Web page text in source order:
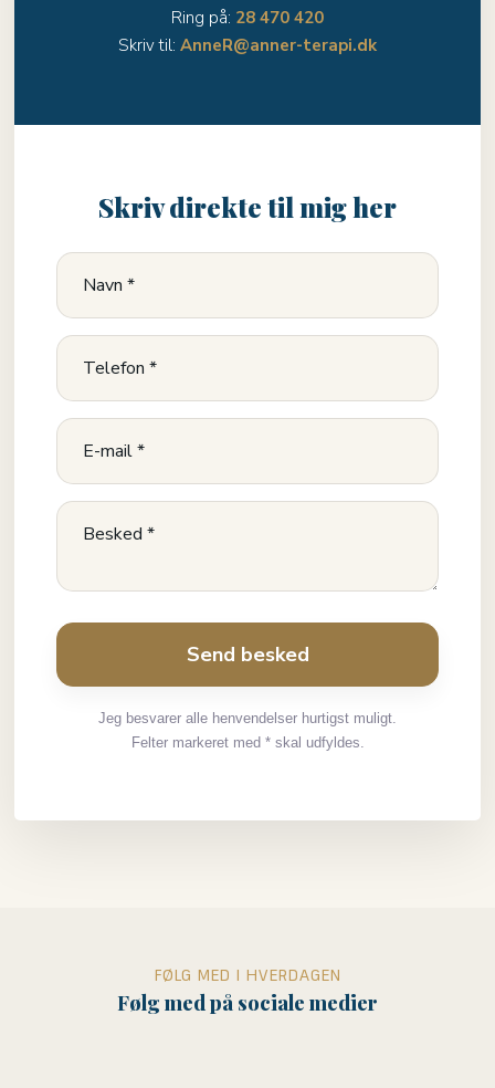
Ring på: 28 470 420
Skriv til: AnneR@anner-terapi.dk
Skriv direkte til mig her​
Jeg besvarer alle henvendelser hurtigst muligt.
Felter markeret med * skal udfyldes.
FØLG MED I HVERDAGEN
Følg med på sociale medier